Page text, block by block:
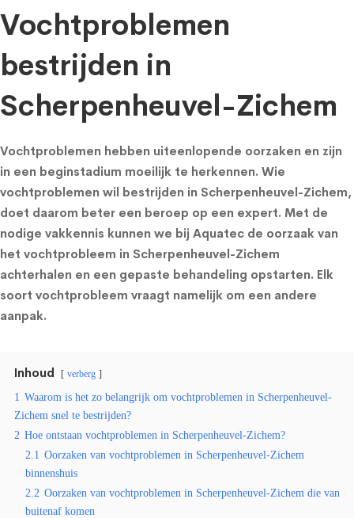
Vochtproblemen
bestrijden in
Scherpenheuvel-Zichem
Vochtproblemen hebben uiteenlopende oorzaken en zijn
in een beginstadium moeilijk te herkennen. Wie
vochtproblemen wil bestrijden in Scherpenheuvel-Zichem,
doet daarom beter een beroep op een expert. Met de
nodige vakkennis kunnen we bij Aquatec de oorzaak van
het vochtprobleem in Scherpenheuvel-Zichem
achterhalen en een gepaste behandeling opstarten. Elk
soort vochtprobleem vraagt namelijk om een andere
aanpak.
Inhoud verberg
1 Waarom is het zo belangrijk om vochtproblemen in Scherpenheuvel-
Zichem snel te bestrijden?
2 Hoe ontstaan vochtproblemen in Scherpenheuvel-Zichem?
2.1 Oorzaken van vochtproblemen in Scherpenheuvel-Zichem
binnenshuis
2.2 Oorzaken van vochtproblemen in Scherpenheuvel-Zichem die van
buitenaf komen